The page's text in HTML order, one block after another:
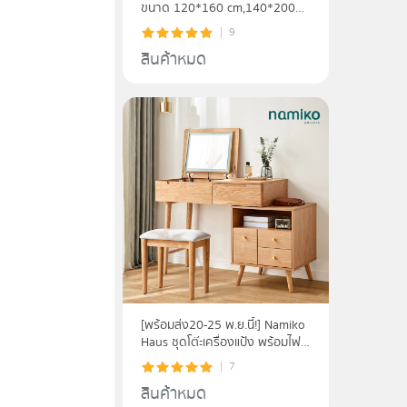
ขนาด 120*160 cm,140*200
cm - minimal
9
สินค้าหมด
[พร้อมส่ง20-25 พ.ย.นี้!] Namiko
Haus ชุดโต๊ะเครื่องแป้ง พร้อมไฟ
LED กระจกเปิด-ปิด และตู้เก็บของ
รุ่น LS02ZHJU2C00
7
สินค้าหมด